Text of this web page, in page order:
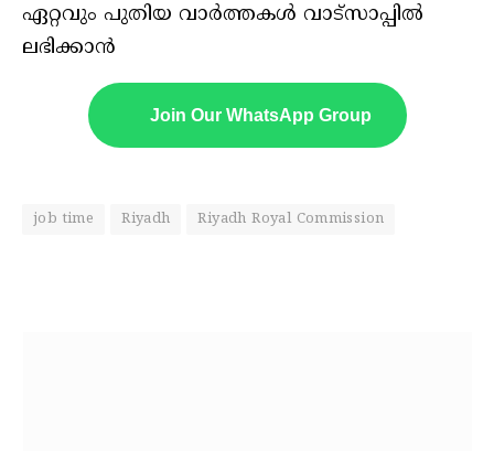
ഏറ്റവും പുതിയ വാർത്തകൾ വാട്സാപ്പിൽ
ലഭിക്കാൻ
Join Our WhatsApp Group
job time Riyadh Riyadh Royal Commission